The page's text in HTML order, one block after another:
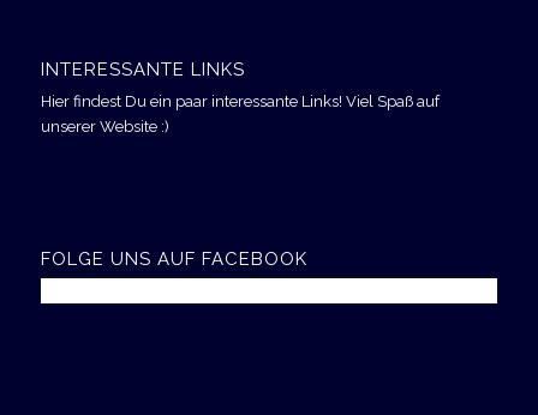
INTERESSANTE LINKS
Hier findest Du ein paar interessante Links! Viel Spaß auf
unserer Website :)
FOLGE UNS AUF FACEBOOK